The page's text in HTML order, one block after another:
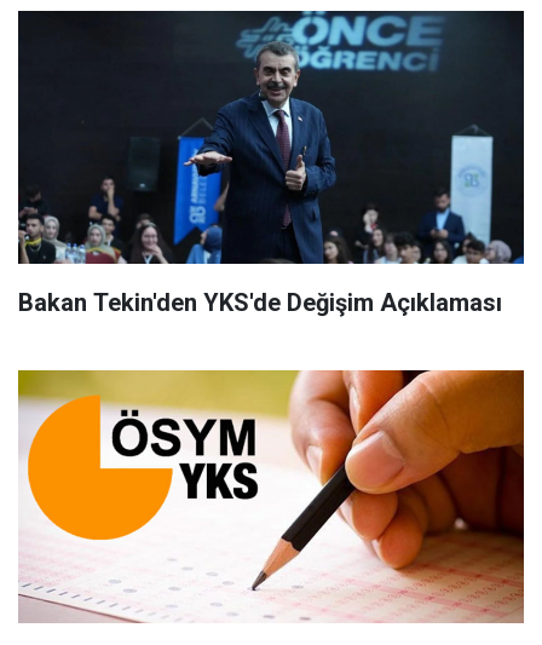
Bakan Tekin'den YKS'de Değişim Açıklaması